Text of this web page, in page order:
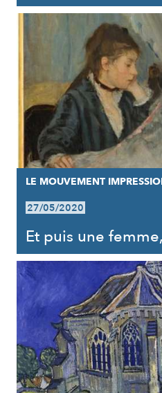
LE MOUVEMENT
27/05/2020
Et puis une